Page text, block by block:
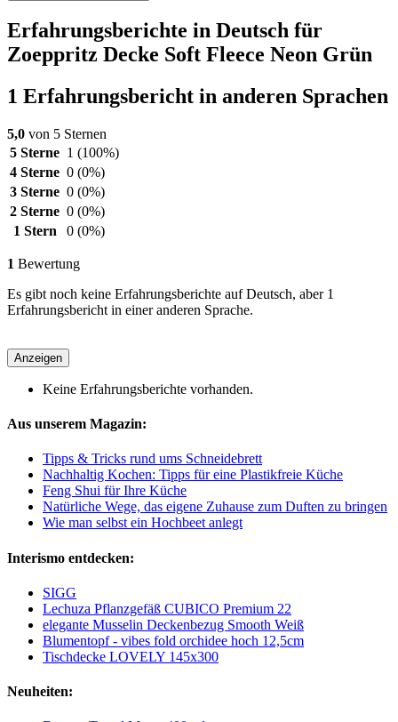
Erfahrungsberichte in Deutsch für
Zoeppritz Decke Soft Fleece Neon Grün
1 Erfahrungsbericht in anderen Sprachen
5,0 von 5 Sternen
5 Sterne 1 (100%)
4 Sterne 0 (0%)
3 Sterne 0 (0%)
2 Sterne 0 (0%)
1 Stern
0 (0%)
1 Bewertung
Es gibt noch keine Erfahrungsberichte auf Deutsch, aber 1
Erfahrungsbericht in einer anderen Sprache.
Anzeigen
Keine Erfahrungsberichte vorhanden.
Aus unserem Magazin:
Tipps & Tricks rund ums Schneidebrett
Nachhaltig Kochen: Tipps für eine Plastikfreie Küche
Feng Shui für Ihre Küche
Natürliche Wege, das eigene Zuhause zum Duften zu bringen
Wie man selbst ein Hochbeet anlegt
Interismo entdecken:
SIGG
Lechuza Pflanzgefäß CUBICO Premium 22
elegante Musselin Deckenbezug Smooth Weiß
Blumentopf - vibes fold orchidee hoch 12,5cm
Tischdecke LOVELY 145x300
Neuheiten: